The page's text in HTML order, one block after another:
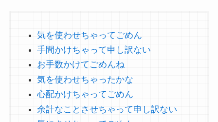
気を使わせちゃってごめん
手間かけちゃって申し訳ない
お手数かけてごめんね
気を使わせちゃったかな
心配かけちゃってごめん
余計なことさせちゃって申し訳ない